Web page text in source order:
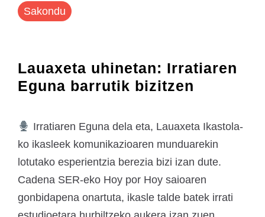
Sakondu
Lauaxeta uhinetan: Irratiaren
Eguna barrutik bizitzen
Irratiaren Eguna dela eta, Lauaxeta Ikastola-
ko ikasleek komunikazioaren munduarekin
lotutako esperientzia berezia bizi izan dute.
Cadena SER-eko Hoy por Hoy saioaren
gonbidapena onartuta, ikasle talde batek irrati